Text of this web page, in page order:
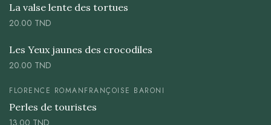
La valse lente des tortues
20.00 TND
Les Yeux jaunes des crocodiles
20.00 TND
FLORENCE ROMANFRANÇOISE BARONI
Perles de touristes